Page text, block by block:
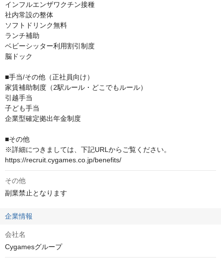
インフルエンザワクチン接種
社内常設の整体
ソフトドリンク無料
ランチ補助
ベビーシッター利用割引制度
脳ドック
■手当/その他（正社員向け）
家賃補助制度（2駅ルール・どこでもルール）
引越手当
子ども手当
企業型確定拠出年金制度
■その他
※詳細につきましては、下記URLからご覧ください。
https://recruit.cygames.co.jp/benefits/
その他
副業禁止となります
企業情報
会社名
Cygamesグループ